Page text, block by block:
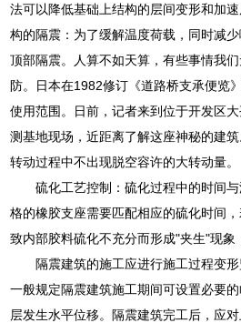
法可以降低基础上结构的层间变形和加
构的隔震：为了缓解温度荷载，同时减
顶部隔震。人算不如天算，有些事情我
防。日本在1982修订《道路桥支承便览
使用范围。日前，记者来到位于开发区
测基地现场，近距离了解这座神秘的建
转动过程中不出现脱空容许的大转动量。
硫化工艺控制：硫化过程中的时间
格的橡胶支座需要匹配相应的硫化时间
致内部胶料硫化不充分而形成"夹生"现象
隔震建筑的施工应进行施工过程变
一般规定隔震建筑施工期间可设置必要
层发生水平位移。隔震建筑完工后，应